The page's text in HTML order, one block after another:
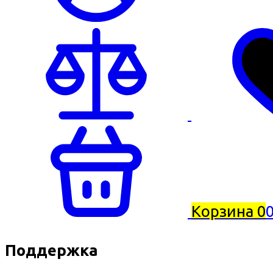
Корзина 0
Поддержка